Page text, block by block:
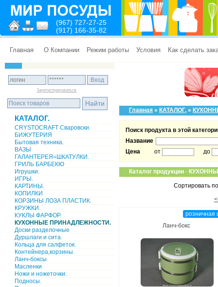
(967) 727-27-25
(917) 166-35-82
Главная О Компании Режим работы Условия Как сделать
Зарегистрироваться
КАТАЛОГ.
CRYSTOCRAFT Сваровски.
БИЖУТЕРИЯ
Бытовая техника.
ВАЗЫ
ГАЛАНТЕРЕЯ=ШКАТУЛКИ.
ГРИЛЬ БАРБЕКЮ
Игрушки.
ИГРЫ.
КАРТИНЫ.
КОПИЛКИ
КОРЗИНЫ ЛОЗА ПЛАСТИК.
КРУЖКИ.
КУКЛЫ ФАРФОР.
КУХОННЫЕ ПРИНАДЛЕЖНОСТИ.
Доски разделочные
Дуршлаги и сита.
Кольца для салфеток.
Контейнера,корзины.
Ланч-боксы
Масленки
Ножи и ножеточки.
Подносы.
Главная » КАТАЛОГ. »
Поиск продукта в этой
Название
Цена
от до
Каталог продукции -
Сортировать
розничная
Ланч-бокс